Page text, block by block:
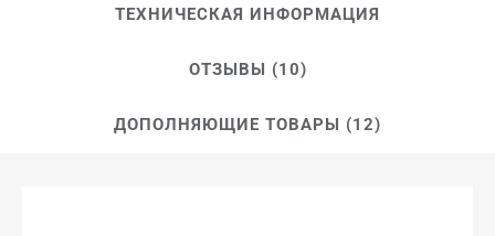
ТЕХНИЧЕСКАЯ ИНФОРМАЦИЯ
ОТЗЫВЫ (10)
ДОПОЛНЯЮЩИЕ ТОВАРЫ (12)